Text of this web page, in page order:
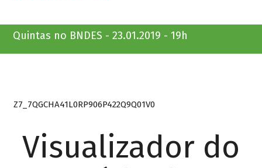
Quintas no BNDES - 23.01.2019 - 19h
Z7_7QGCHA41L0RP906P422Q9Q01V0
Visualizador do